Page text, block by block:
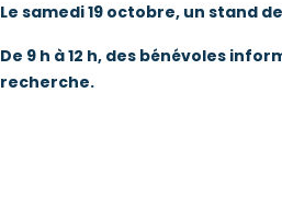
Le samedi 19 octobre, un stand
De 9 h à 12 h, des bénévoles
recherche.